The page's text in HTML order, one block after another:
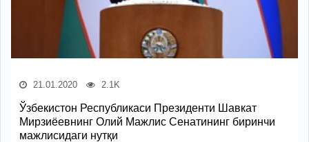
21.01.2020 2.1K
Ўзбекистон Республикаси Президенти Шавкат
Мирзиёевнинг Олий Мажлис Сенатининг биринчи
мажлисидаги нутқи